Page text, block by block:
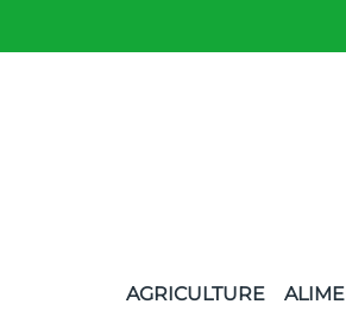
AGRICULTURE